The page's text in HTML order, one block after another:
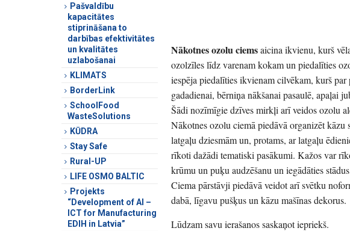
Nākotnes ozolu ciemsaicina ikvienu, kurš
ozolzīles līdz varenam kokam un piedalīties
iespēja piedalīties ikvienam cilvēkam, kurš
gadadienai, bērniņa nākšanai pasaulē, apaļai
Šādi nozīmīgie dzīves mirkļi arī veidos ozolu
Nākotnes ozolu ciemā piedāvā organizēt
latgaļu dziesmām un, protams, ar latgaļu
rīkoti dažādi tematiski pasākumi. Kažos var
krūmu un puķu audzēšanu un iegādāties
Ciema pārstāvji piedāvā veidot arī svētku
dabā, līgavu pušķus un kāzu mašīnas dekorus.
Lūdzam savu ierašanos saskaņot iepriekš.
Pašvaldību
kapacitātes
stiprināšana to
darbības efektivitātes
un kvalitātes
uzlabošanai
KLIMATS
BorderLink
SchoolFood
WasteSolutions
KŪDRA
Stay Safe
Rural-UP
LIFE OSMO BALTIC
Projekts
“Development of AI –
ICT for Manufacturing
EDIH in Latvia”